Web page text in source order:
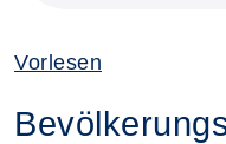
Vorlesen